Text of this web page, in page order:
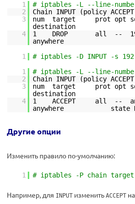
1
# iptables -L --line-
2
Chain INPUT (policy
3
num target prot
destination
4
1 DROP all --
anywhere
1
# iptables -D INPUT -s
1
# iptables -L --line-
2
Chain INPUT (policy
3
num target prot
destination
4
1 ACCEPT all
anywhere state
Другие опции
Изменить правило по-умолчанию:
1 # iptables -P chain target
Например, для INPUT изменить ACCEPT на